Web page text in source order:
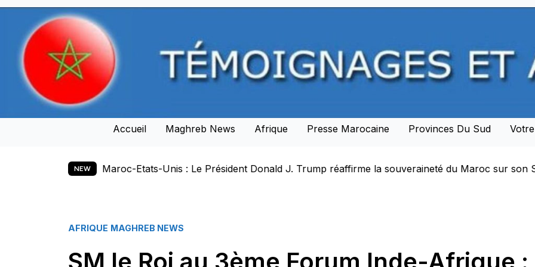
Skip
content
Accueil Maghreb News Afrique Presse Marocaine Provinces Du Sud
NEW
Unis : Le Président Donald J. Trump réaffirme la souveraineté du Maroc sur son Sahara et lance une nouvelle
AFRIQUE MAGHREB NEWS